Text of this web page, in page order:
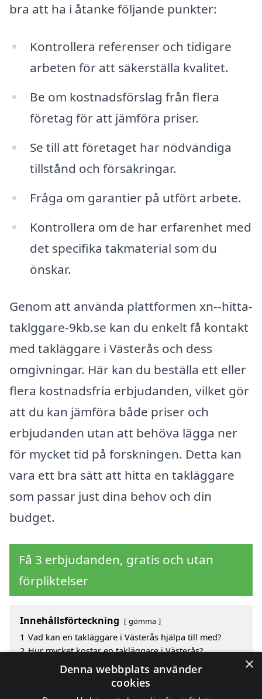
bra att ha i åtanke följande punkter:
Kontrollera referenser och tidigare
arbeten för att säkerställa kvalitet.
Be om kostnadsförslag från flera
företag för att jämföra priser.
Se till att företaget har nödvändiga
tillstånd och försäkringar.
Fråga om garantier på utfört arbete.
Kontrollera om de har erfarenhet med
det specifika takmaterial som du
önskar.
Genom att använda plattformen xn--hitta-
taklggare-9kb.se kan du enkelt få kontakt
med takläggare i Västerås och dess
omgivningar. Här kan du beställa ett eller
flera kostnadsfria erbjudanden, vilket gör
att du kan jämföra både priser och
erbjudanden utan att behöva lägga ner
för mycket tid på forskningen. Detta kan
vara ett bra sätt att hitta en takläggare
som passar just dina behov och din
budget.
Få 3 erbjudanden, gratis och utan
förpliktelser
Innehållsförteckning gömma
1 Vad kan en takläggare i Västerås hjälpa till med?
2 Hur mycket kostar en takläggare i Västerås?
Fördelar med att välja takläggare i Västerås
Sök efter en skicklig takläggare i de omgivande
×
Denna webbplats använder
cookies